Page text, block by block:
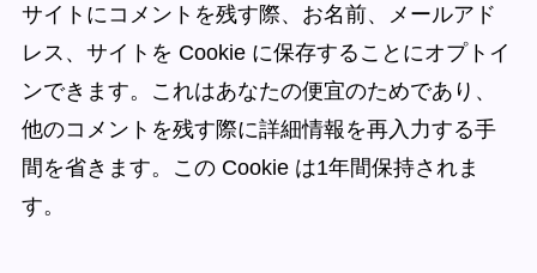
サイトにコメントを残す際、お名前、メールアド
レス、サイトを Cookie に保存することにオプトイ
ンできます。これはあなたの便宜のためであり、
他のコメントを残す際に詳細情報を再入力する手
間を省きます。この Cookie は1年間保持されま
す。